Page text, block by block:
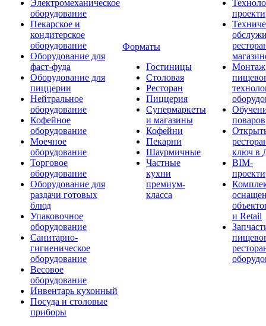
Электромеханическое
оборудование
Пекарское и
кондитерское
оборудование
Оборудование для
фаст-фуда
Оборудование для
пиццерии
Нейтральное
оборудование
Кофейное
оборудование
Моечное
оборудование
Торговое
оборудование
Оборудование для
раздачи готовых
блюд
Упаковочное
оборудование
Санитарно-
гигиеническое
оборудование
Весовое
оборудование
Инвентарь кухонный
Посуда и столовые
приборы
Форматы
Гостиницы
Столовая
Ресторан
Пиццерия
Супермаркеты
и магазины
Кофейни
Пекарни
Шаурмичные
Частные
кухни
премиум-
класса
Монтаж
поваров
ключ в
BIM-
и Retail